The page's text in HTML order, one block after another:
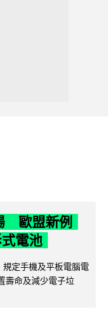
歐盟新例
電池
定手機及平板電腦電
壽命及減少電子垃